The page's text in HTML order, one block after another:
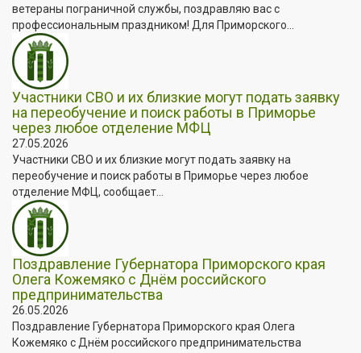
ветераны пограничной службы, поздравляю вас с
профессиональным праздником! Для Приморского...
Участники СВО и их близкие могут подать заявку
на переобучение и поиск работы в Приморье
через любое отделение МФЦ
27.05.2026
Участники СВО и их близкие могут подать заявку на
переобучение и поиск работы в Приморье через любое
отделение МФЦ, сообщает...
Поздравление Губернатора Приморского края
Олега Кожемяко с Днём российского
предпринимательства
26.05.2026
Поздравление Губернатора Приморского края Олега
Кожемяко с Днём российского предпринимательства